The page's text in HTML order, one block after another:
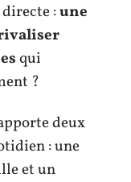
:une
qui
?
deux
: une
et un